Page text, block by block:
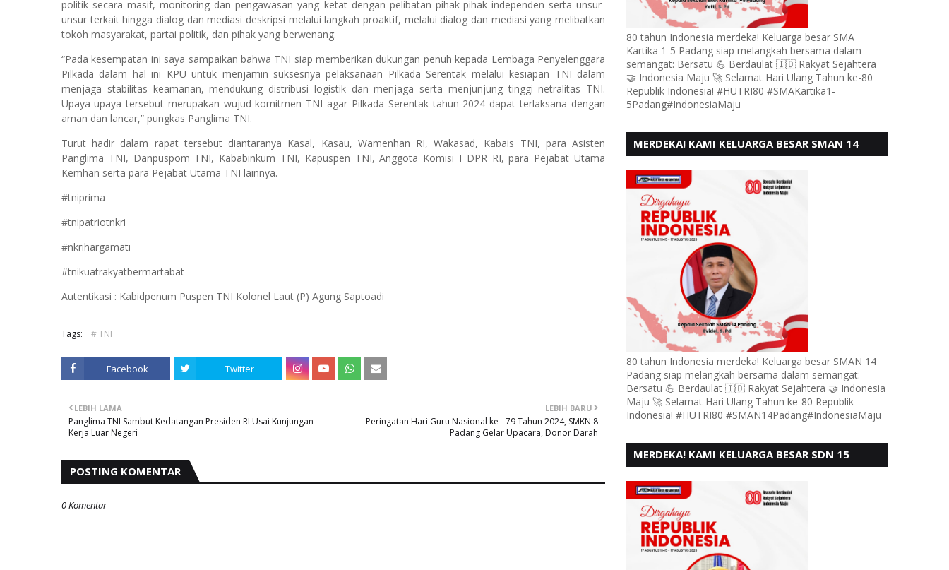
politik secara masif, monitoring dan pengawasan yang ketat dengan pelibatan pihak-pihak independen serta unsur-
unsur terkait hingga dialog dan mediasi deskripsi melalui langkah proaktif, melalui dialog dan mediasi yang melibatkan
tokoh masyarakat, partai politik, dan pihak yang berwenang.
“Pada kesempatan ini saya sampaikan bahwa TNI siap memberikan dukungan penuh kepada Lembaga Penyelenggara
Pilkada dalam hal ini KPU untuk menjamin suksesnya pelaksanaan Pilkada Serentak melalui kesiapan TNI dalam
menjaga stabilitas keamanan, mendukung distribusi logistik dan menjaga serta menjunjung tinggi netralitas TNI.
Upaya-upaya tersebut merupakan wujud komitmen TNI agar Pilkada Serentak tahun 2024 dapat terlaksana dengan
aman dan lancar,” pungkas Panglima TNI.
Turut hadir dalam rapat tersebut diantaranya Kasal, Kasau, Wamenhan RI, Wakasad, Kabais TNI, para Asisten
Panglima TNI, Danpuspom TNI, Kababinkum TNI, Kapuspen TNI, Anggota Komisi I DPR RI, para Pejabat Utama
Kemhan serta para Pejabat Utama TNI lainnya.
#tniprima
#tnipatriotnkri
#nkrihargamati
#tnikuatrakyatbermartabat
Autentikasi : Kabidpenum Puspen TNI Kolonel Laut (P) Agung Saptoadi
Tags: # TNI
Facebook Twitter
LEBIH BARU
Peringatan Hari Guru Nasional ke - 79 Tahun 2024, SMKN 8
Padang Gelar Upacara, Donor Darah
LEBIH LAMA
Panglima TNI Sambut Kedatangan Presiden RI Usai Kunjungan
Kerja Luar Negeri
POSTING KOMENTAR
0 Komentar
80 tahun Indonesia merdeka! Keluarga besar SMA
Kartika 1-5 Padang siap melangkah bersama dalam
semangat: Bersatu 💪 Berdaulat 🇮🇩 Rakyat Sejahtera
🤝 Indonesia Maju 🚀 Selamat Hari Ulang Tahun ke-80
Republik Indonesia! #HUTRI80 #SMAKartika1-
5Padang#IndonesiaMaju
MERDEKA! KAMI KELUARGA BESAR SMAN 14
80 tahun Indonesia merdeka! Keluarga besar SMAN 14
Padang siap melangkah bersama dalam semangat:
Bersatu 💪 Berdaulat 🇮🇩 Rakyat Sejahtera 🤝 Indonesia
Maju 🚀 Selamat Hari Ulang Tahun ke-80 Republik
Indonesia! #HUTRI80 #SMAN14Padang#IndonesiaMaju
MERDEKA! KAMI KELUARGA BESAR SDN 15
- 80